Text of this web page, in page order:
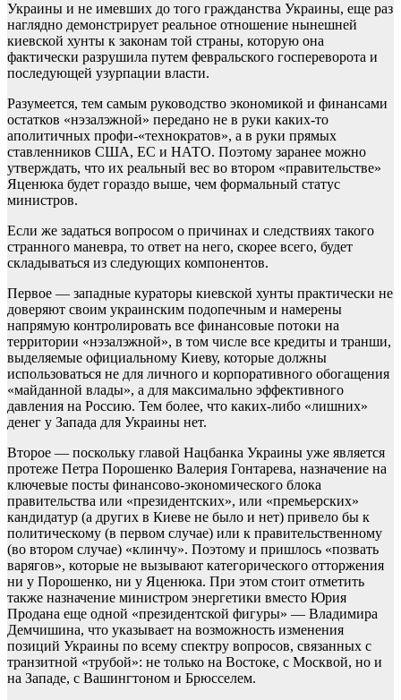
Украины и не имевших до того гражданства Украины, еще раз
наглядно демонстрирует реальное отношение нынешней
киевской хунты к законам той страны, которую она
фактически разрушила путем февральского госпереворота и
последующей узурпации власти.
Разумеется, тем самым руководство экономикой и финансами
остатков «нэзалэжной» передано не в руки каких-то
аполитичных профи-«технократов», а в руки прямых
ставленников США, ЕС и НАТО. Поэтому заранее можно
утверждать, что их реальный вес во втором «правительстве»
Яценюка будет гораздо выше, чем формальный статус
министров.
Если же задаться вопросом о причинах и следствиях такого
странного маневра, то ответ на него, скорее всего, будет
складываться из следующих компонентов.
Первое — западные кураторы киевской хунты практически не
доверяют своим украинским подопечным и намерены
напрямую контролировать все финансовые потоки на
территории «нэзалэжной», в том числе все кредиты и транши,
выделяемые официальному Киеву, которые должны
использоваться не для личного и корпоративного обогащения
«майданной влады», а для максимально эффективного
давления на Россию. Тем более, что каких-либо «лишних»
денег у Запада для Украины нет.
Второе — поскольку главой Нацбанка Украины уже является
протеже Петра Порошенко Валерия Гонтарева, назначение на
ключевые посты финансово-экономического блока
правительства или «президентских», или «премьерских»
кандидатур (а других в Киеве не было и нет) привело бы к
политическому (в первом случае) или к правительственному
(во втором случае) «клинчу». Поэтому и пришлось «позвать
варягов», которые не вызывают категорического отторжения
ни у Порошенко, ни у Яценюка. При этом стоит отметить
также назначение министром энергетики вместо Юрия
Продана еще одной «президентской фигуры» — Владимира
Демчишина, что указывает на возможность изменения
позиций Украины по всему спектру вопросов, связанных с
транзитной «трубой»: не только на Востоке, с Москвой, но и
на Западе, с Вашингтоном и Брюсселем.